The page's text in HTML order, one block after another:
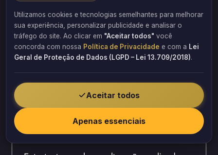
Durante a execução normalmente são
acompanhadas atividades como:
preparação da superfície;
instalação dos reforços;
posicionamento das armaduras;
aplicação dos materiais;
inspeções intermediárias;
conferência final da execução.
Utilizamos cookies e tecnologias semelhantes para melhorar
sua experiência, personalizar publicidade e analisar o
tráfego do site. Ao clicar em "Aceitar todos" você
concorda com nossa Política de Privacidade e com a Lei
Geral de Proteção de Dados (LGPD – Lei 13.709/2018).
Aceitar todos
Apenas essenciais